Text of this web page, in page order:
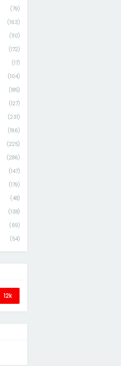
(79)
(163)
(110)
(172)
(17)
(104)
(185)
(127)
(231)
(196)
(225)
(286)
(147)
(179)
(48)
(138)
(69)
(54)
12k